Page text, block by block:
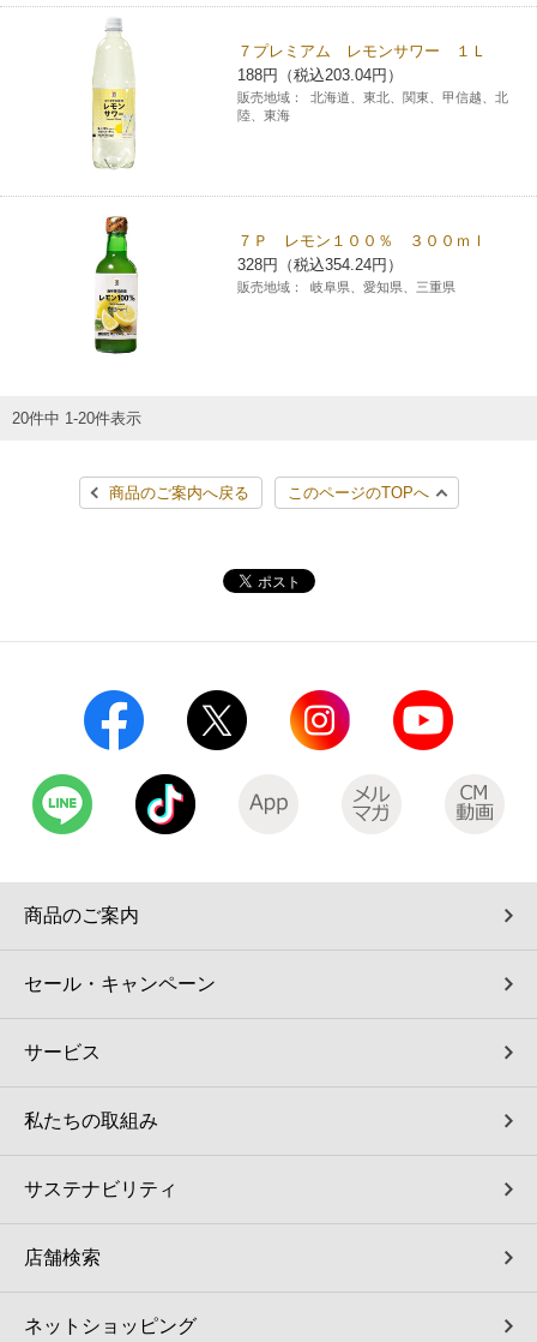
７プレミアム レモンサワー １Ｌ
188円（税込203.04円）
販売地域：
北海道、東北、関東、甲信越、北
陸、東海
７Ｐ レモン１００％ ３００ｍｌ
328円（税込354.24円）
販売地域： 岐阜県、愛知県、三重県
20件中 1-20件表示
商品のご案内へ戻る このページのTOPへ
商品のご案内
セール・キャンペーン
サービス
私たちの取組み
サステナビリティ
店舗検索
ネットショッピング